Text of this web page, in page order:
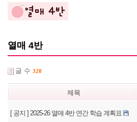
열매 4반
글 수 320
제목
[ 공지 ] 2025-26 열매 4반 연간 학습 계획표